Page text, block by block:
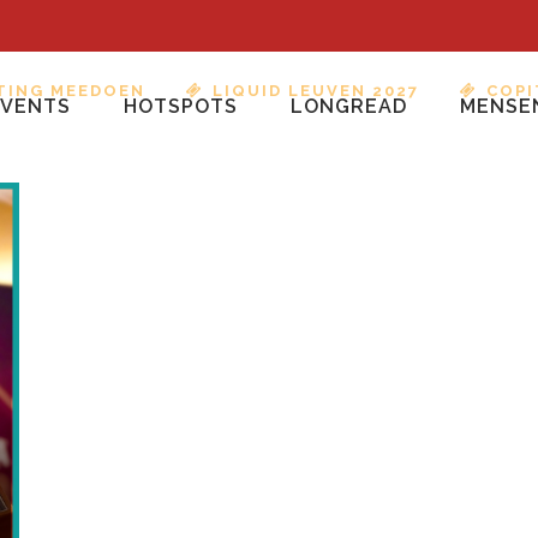
MEEDOEN LIQUID LEUVEN 2027
HOTSPOTS LONGREAD